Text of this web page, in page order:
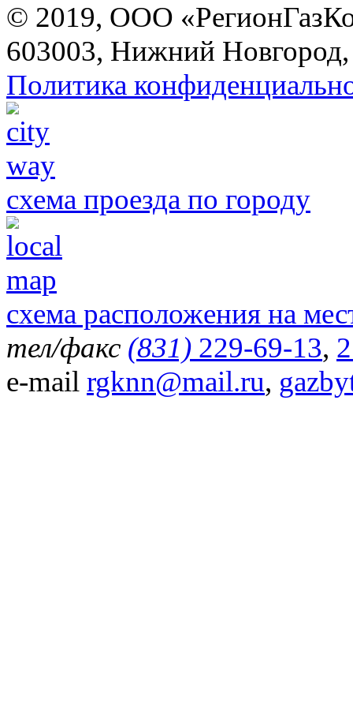
© 2019, ООО
603003, Нижний
Политика
схема проезда по городу
схема расположения на
тел/факс (831) 229-69-13,
e-mail rgknn@mail.ru,